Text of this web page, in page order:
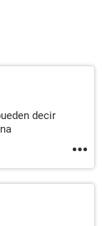
decir